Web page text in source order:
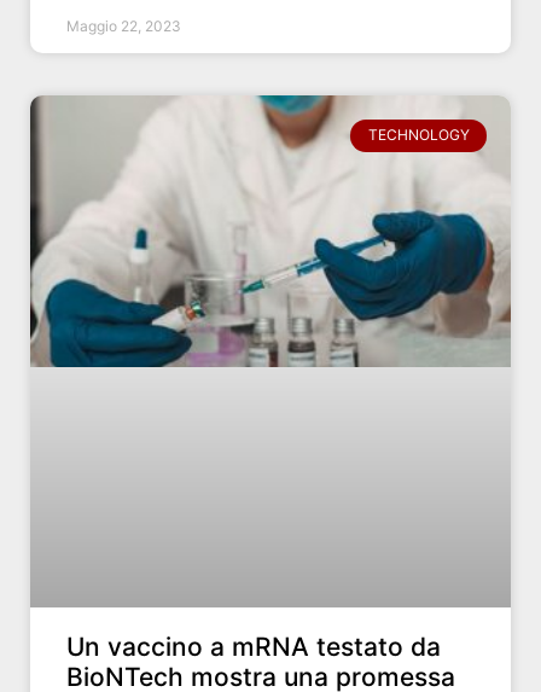
Maggio 22, 2023
TECHNOLOGY
Un vaccino a mRNA testato da
BioNTech mostra una promessa